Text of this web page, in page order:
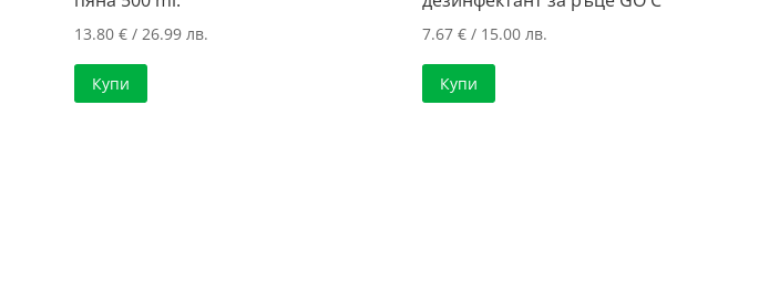
13.80€ / 26.99 лв.
Купи
7.67€ / 15.00 лв.
Купи